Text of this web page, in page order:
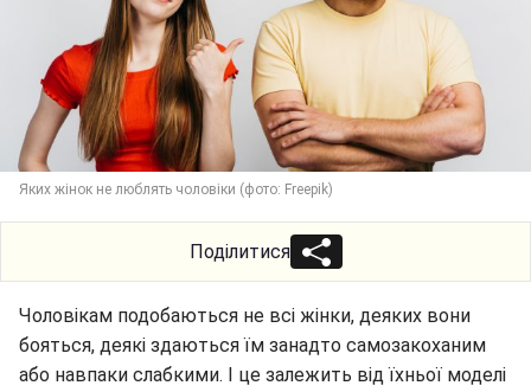
Яких жінок не люблять чоловіки (фото: Freepik)
Поділитися
Чоловікам подобаються не всі жінки, деяких вони
бояться, деякі здаються їм занадто самозакоханим
або навпаки слабкими. І це залежить від їхньої моделі